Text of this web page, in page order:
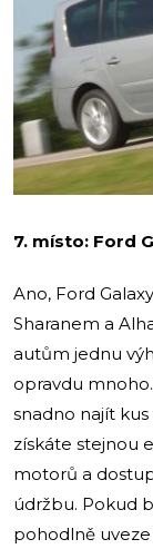
7. místo: Ford
Ano, Ford
Sharanem a
autům jednu
opravdu
snadno najít
získáte stejnou
motorů a
údržbu. Pokud
pohodlně uveze